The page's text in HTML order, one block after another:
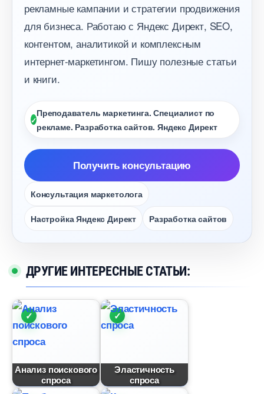
рекламные кампании и стратегии продвижения
для бизнеса. Работаю с Яндекс Директ, SEO,
контентом, аналитикой и комплексным
интернет-маркетингом. Пишу полезные статьи
и книги.
Преподаватель маркетинга. Специалист по
рекламе. Разработка сайтов. Яндекс Директ
Получить консультацию
Консультация маркетолога
Настройка Яндекс Директ Разработка сайто
ДРУГИЕ ИНТЕРЕСНЫЕ СТАТЬИ:
Анализ поискового
спроса
Эластичность
спроса